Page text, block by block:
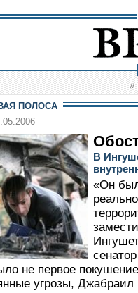
//
ПОЛОСА
В
«Он
не первое
угрозы,